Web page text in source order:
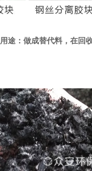
途：做成替代料，在回